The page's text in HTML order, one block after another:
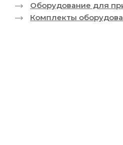
Оборудование для
Комплекты